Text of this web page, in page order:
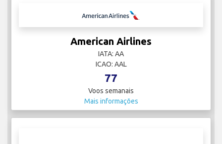
American Airlines
IATA: AA
ICAO: AAL
77
Voos semanais
Mais informações